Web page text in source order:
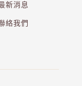
新消息
絡我們